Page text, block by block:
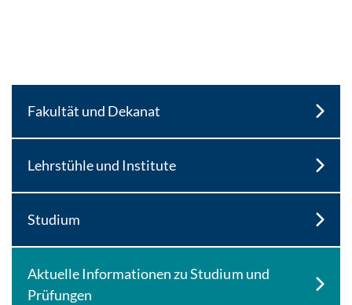
Fakultät und Dekanat
Lehrstühle und Institute
Studium
Aktuelle Informationen zu Studium und
Prüfungen